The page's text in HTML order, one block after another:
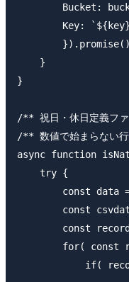
Bucket:
Key:
    }
}
/** 祝日・休日定義フ
/** 数値で始まらない
async function
    try {
const data
const
const
for( const
if(